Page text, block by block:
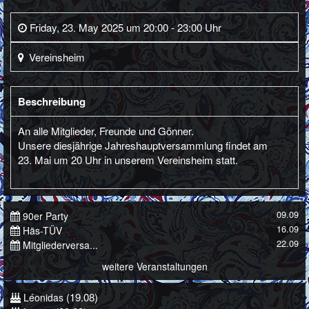
Friday, 23. May 2025 um 20:00 - 23:00 Uhr
Vereinsheim
Beschreibung
An alle Mitglieder, Freunde und Gönner.
Unsere diesjährige Jahreshauptversammlung findet am
23. Mai um 20 Uhr in unserem Vereinsheim statt.
90er Party 09.09
Häs-TÜV 16.09
Mitgliederversa... 22.09
weitere Veranstaltungen
Léonidas (19.08)